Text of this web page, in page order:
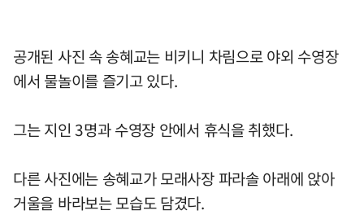
공개된 사진 속 송혜교는 비키니 차림으로 야외 수영장
에서 물놀이를 즐기고 있다.
그는 지인 3명과 수영장 안에서 휴식을 취했다.
다른 사진에는 송혜교가 모래사장 파라솔 아래에 앉아
거울을 바라보는 모습도 담겼다.